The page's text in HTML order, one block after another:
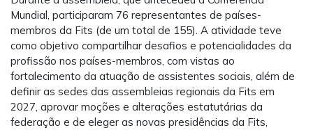
Mundial, participaram 76 representantes de países-
membros da Fits (de um total de 155). A atividade teve
como objetivo compartilhar desafios e potencialidades da
profissão nos países-membros, com vistas ao
fortalecimento da atuação de assistentes sociais, além de
definir as sedes das assembleias regionais da Fits em
2027, aprovar moções e alterações estatutárias da
federação e de eleger as novas presidências da Fits,